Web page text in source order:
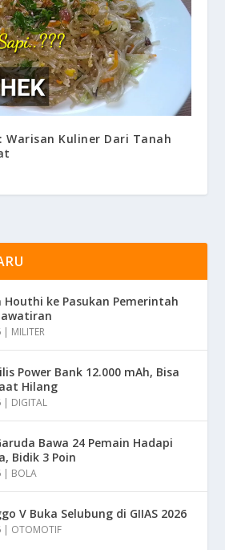
Warisan Kuliner Dari Tanah
Houthi ke Pasukan Pemerintah
| MILITER
Power Bank 12.000 mAh, Bisa
Hilang
| DIGITAL
Bawa 24 Pemain Hadapi
Bidik 3 Poin
| BOLA
V Buka Selubung di GIIAS 2026
| OTOMOTIF